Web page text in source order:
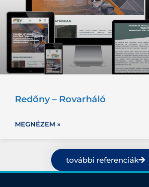
Redőny – Rovarháló
MEGNÉZEM »
további referenciák